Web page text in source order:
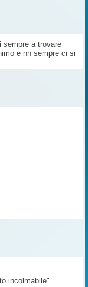
sempre a trovare
e nn sempre ci si
incolmabile".